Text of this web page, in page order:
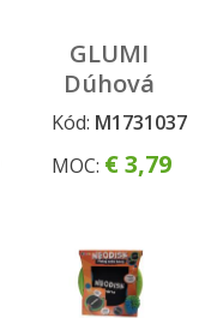
GLUMI
Dúhová
antistresová
sitke
Kód: M1731037
MOC: € 3,79